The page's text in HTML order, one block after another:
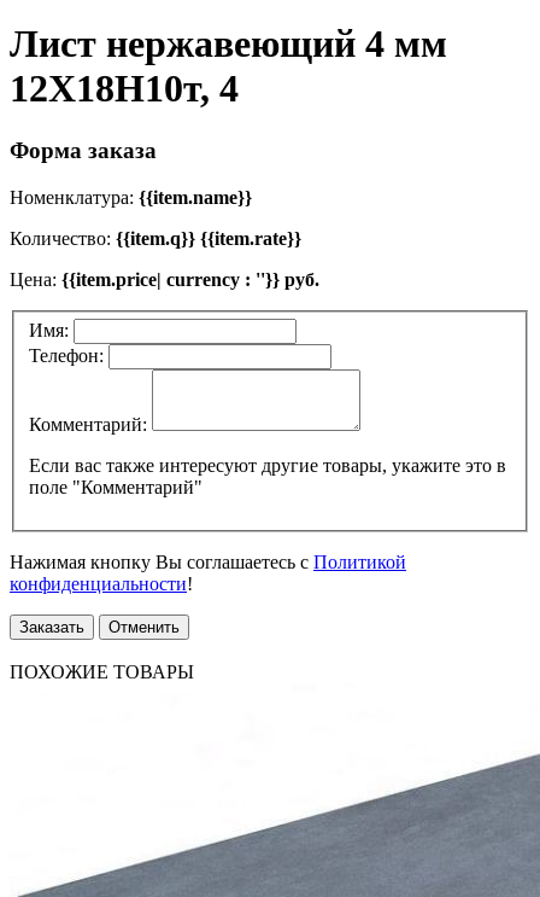
Лист нержавеющий 4 мм
12Х18Н10т, 4
Форма заказа
Номенклатура: {{item.name}}
Количество: {{item.q}} {{item.rate}}
Цена: {{item.price| currency : ''}} руб.
Имя:
Телефон:
Комментарий:
Если вас также интересуют другие товары, укажите это в
поле "Комментарий"
Нажимая кнопку Вы соглашаетесь с Политикой
конфиденциальности!
Заказать Отменить
ПОХОЖИЕ ТОВАРЫ